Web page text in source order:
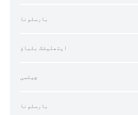
بارسلونا
ایتھلیٹک بلباؤ
چیلسی
بارسلونا